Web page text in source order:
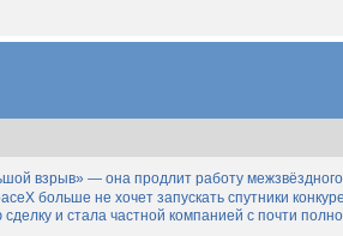
взрыв» — она продлит работу
больше не хочет запускать спутники
и стала частной компанией с почти